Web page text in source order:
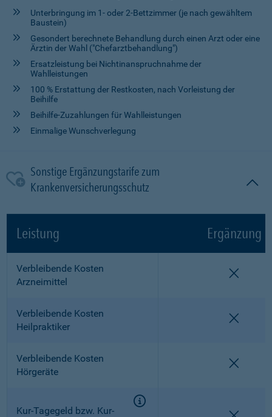
Unterbringung im 1- oder 2-Bettzimmer (je nach gewähltem
Baustein)
Gesondert berechnete Behandlung durch einen Arzt oder eine
Ärztin der Wahl ("Chefarztbehandlung")
Ersatzleistung bei Nichtinanspruchnahme der
Wahlleistungen
100 % Erstattung der Restkosten, nach Vorleistung der
Beihilfe
Beihilfe-Zuzahlungen für Wahlleistungen
Einmalige Wunschverlegung
Sonstige Ergänzungstarife zum
Krankenversicherungsschutz
Leistung Ergänzung
Verbleibende Kosten
Arzneimittel
Verbleibende Kosten
Heilpraktiker
Verbleibende Kosten
Hörgeräte
Kur-Tagegeld bzw. Kur-